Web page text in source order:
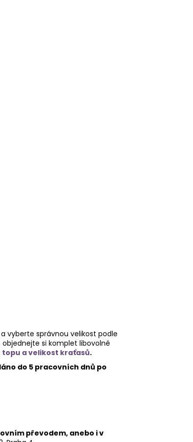
vyberte správnou velikost podle
objednejte si komplet libovolné
a velikost kraťasů.
do 5 pracovních dnů po
převodem, anebo i v